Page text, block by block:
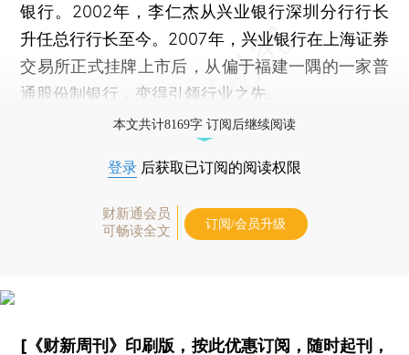
银行。2002年，李仁杰从兴业银行深圳分行行长
升任总行行长至今。2007年，兴业银行在上海证券
交易所正式挂牌上市后，从偏于福建一隅的一家普
通股份制银行，变得引领行业之先。
本文共计8169字 订阅后继续阅读
登录 后获取已订阅的阅读权限
财新通会员
可畅读全文
订阅/会员升级
[《财新周刊》印刷版， 按此优惠订阅 ，随时起刊，